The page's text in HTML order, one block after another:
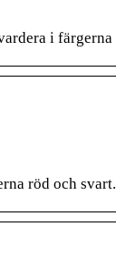
i
röd och svart.